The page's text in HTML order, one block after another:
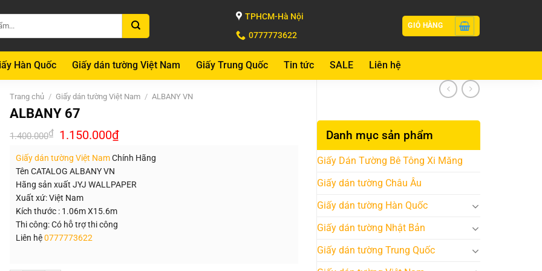
TPHCM-Hà Nội
0777773622
GIỎ HÀNG
Hàn Quốc Giấy dán tường Việt Nam Giấy Trung Quốc Tin tức SALE Liên hệ
Danh mục sản phẩm
Giấy Dán Tường Bê Tông Xi Măng
Giấy dán tường Châu Âu
Giấy dán tường Hàn Quốc
Giấy dán tường Nhật Bản
Giấy dán tường Trung Quốc
Trang chủ / Giấy dán tường Việt Nam / ALBANY VN
ALBANY 67
1.400.000₫ Giá
gốc
1.400.000₫.
1.150.000₫Giá
hiện
là:
Giấy dán tường Việt NamChính Hãng
Tên CATALOG ALBANY VN
Hãng sản xuất JYJ WALLPAPER
Xuất xứ: Việt Nam
Kích thước : 1.06m X15.6m
Thi công: Có hỗ trợ thi công
Liên hệ0777773622